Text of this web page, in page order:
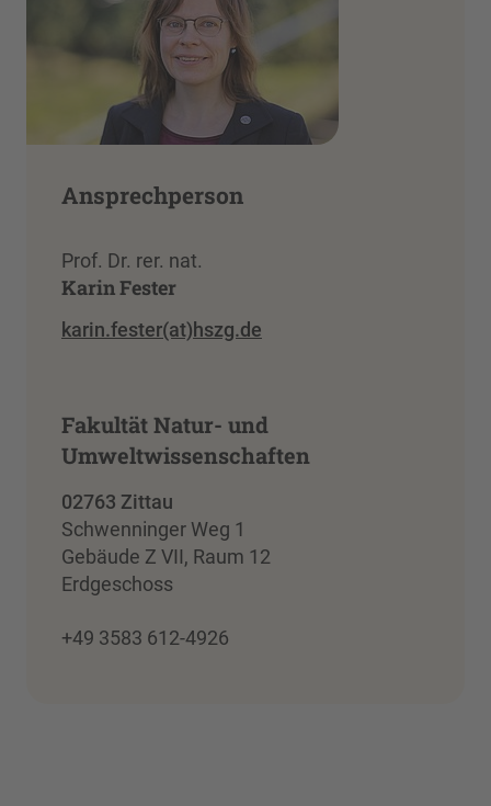
Ansprechperson
Prof. Dr. rer. nat.
Karin Fester
karin.fester(at)hszg.de
Fakultät Natur- und
Umweltwissenschaften
02763 Zittau
Schwenninger Weg 1
Gebäude Z VII, Raum 12
Erdgeschoss
+49 3583 612-4926